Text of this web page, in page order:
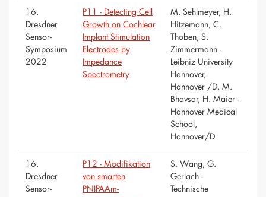
16.
Dresdner
Sensor-
Symposium
2022
P11 - Detecting Cell
Growth on Cochlear
Implant Stimulation
Electrodes by
Impedance
Spectrometry
M. Sehlmeyer, H.
Hitzemann, C.
Thoben, S.
Zimmermann -
Leibniz University
Hannover,
Hannover /D, M.
Bhavsar, H. Maier -
Hannover Medical
School,
Hannover/D
16.
Dresdner
Sensor-
P12 - Modifikation
von smarten
PNIPAAm-
S. Wang, G.
Gerlach -
Technische